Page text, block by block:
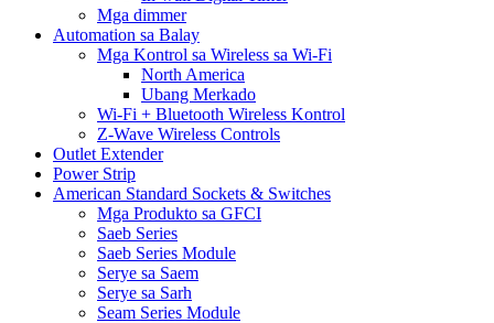
Mga dimmer
Automation sa Balay
Mga Kontrol sa Wireless sa Wi-Fi
North America
Ubang Merkado
Wi-Fi + Bluetooth Wireless Kontrol
Z-Wave Wireless Controls
Outlet Extender
Power Strip
American Standard Sockets & Switches
Mga Produkto sa GFCI
Saeb Series
Saeb Series Module
Serye sa Saem
Serye sa Sarh
Seam Series Module